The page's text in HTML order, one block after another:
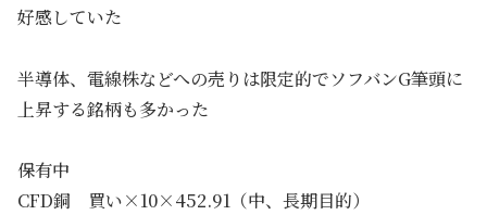
好感していた
半導体、電線株などへの売りは限定的でソフバンG筆頭に
上昇する銘柄も多かった
保有中
CFD銅 買い×10×452.91（中、長期目的）